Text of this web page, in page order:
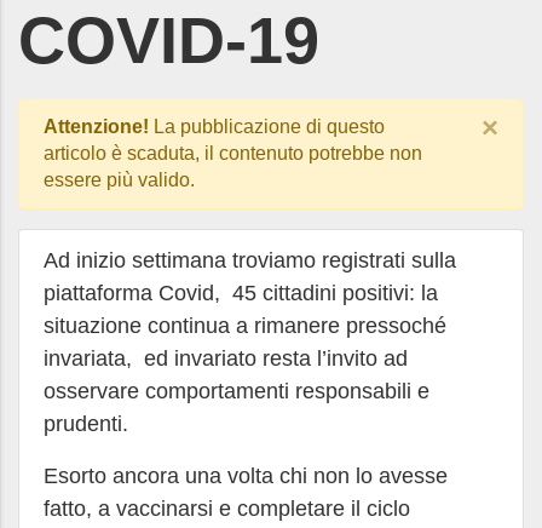
COVID-19
Attenzione! La pubblicazione di questo
articolo è scaduta, il contenuto potrebbe non
essere più valido.
×
Ad inizio settimana troviamo registrati sulla
piattaforma Covid, 45 cittadini positivi: la
situazione continua a rimanere pressoché
invariata, ed invariato resta l’invito ad
osservare comportamenti responsabili e
prudenti.
Esorto ancora una volta chi non lo avesse
fatto, a vaccinarsi e completare il ciclo